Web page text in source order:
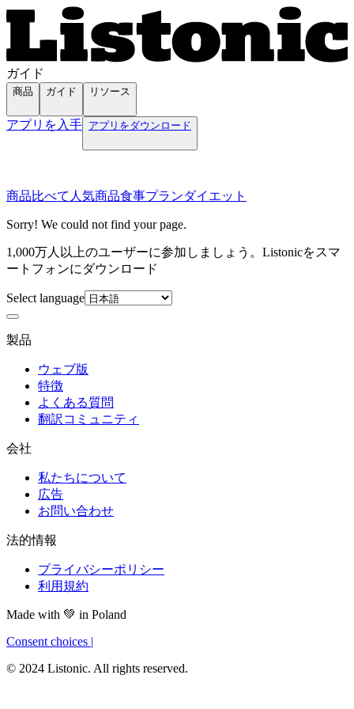
ガイド
商品 ガイド リソース
アプリを入手 アプリをダウンロード
商品比べて 人気商品食事プランダイエット
Sorry! We could not find your page.
1,000万人以上のユーザーに参加しましょう。Listonicをスマ
ートフォンにダウンロード
Select language
製品
ウェブ版
特徴
よくある質問
翻訳コミュニティ
会社
私たちについて
広告
お問い合わせ
法的情報
プライバシーポリシー
利用規約
Made with 💚 in Poland
Consent choices
© 2024 Listonic. All rights reserved.